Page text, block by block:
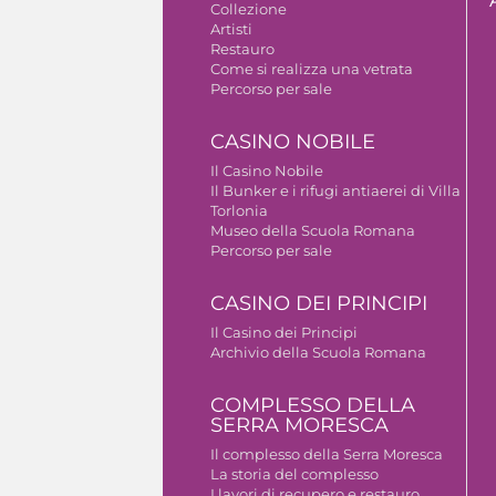
Collezione
Artisti
Restauro
Come si realizza una vetrata
Percorso per sale
CASINO NOBILE
Il Casino Nobile
Il Bunker e i rifugi antiaerei di Villa
Torlonia
Museo della Scuola Romana
Percorso per sale
CASINO DEI PRINCIPI
Il Casino dei Principi
Archivio della Scuola Romana
COMPLESSO DELLA
SERRA MORESCA
Il complesso della Serra Moresca
La storia del complesso